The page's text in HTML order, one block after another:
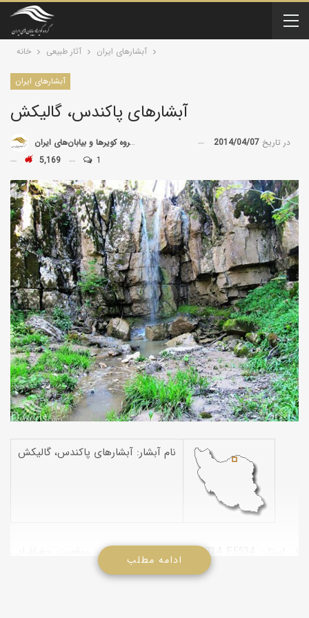
خانه آثار طبیعی آبشارهای ایران
آبشارهای ایران
آبشارهای پاکندس، گالیکش
توسط گروه کویرها و بیابان‌های ایران در تاریخ 2014/04/07
5,169
1
نام آبشار: آبشارهای پاکندس، گالیکش
آبشارهای پاکندس در موقعیت جغرافیایی N3714 E5534 در استان
گلستان واقع است. در سه کیلو متری شمال روستای فارسیان
آبشارهای پله کانی دره قره قا بطول 3 کیلومتر که از کوهپایه های
ادامه مطلب